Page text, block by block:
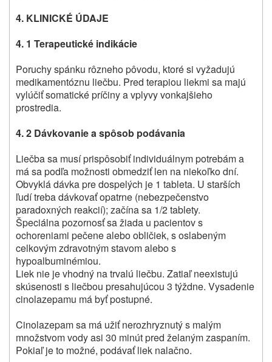
4. KLINICKÉ ÚDAJE
4. 1 Terapeutické indikácie
Poruchy spánku rôzneho pôvodu, ktoré si vyžadujú
medikamentóznu liečbu. Pred terapiou liekmi sa majú
vylúčiť somatické príčiny a vplyvy vonkajšieho
prostredia.
4. 2 Dávkovanie a spôsob podávania
Liečba sa musí prispôsobiť individuálnym potrebám a
má sa podľa možnosti obmedziť len na niekoľko dní.
Obvyklá dávka pre dospelých je 1 tableta. U starších
ľudí treba dávkovať opatrne (nebezpečenstvo
paradoxných reakcií); začína sa 1/2 tablety.
Špeciálna pozornosť sa žiada u pacientov s
ochoreniami pečene alebo obličiek, s oslabeným
celkovým zdravotným stavom alebo s
hypoalbuminémiou.
Liek nie je vhodný na trvalú liečbu. Zatiaľ neexistujú
skúsenosti s liečbou presahujúcou 3 týždne. Vysadenie
cinolazepamu má byť postupné.
Cinolazepam sa má užiť nerozhryznutý s malým
množstvom vody asi 30 minút pred želaným zaspaním.
Pokiaľ je to možné, podávať liek nalačno.